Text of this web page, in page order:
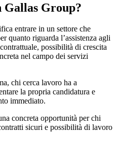
Gallas Group?
entrare in un settore che
quanto riguarda l’assistenza agli
possibilità di crescita
nel campo dei servizi
chi cerca lavoro ha a
la propria candidatura e
immediato.
concreta opportunità per chi
sicuri e possibilità di lavoro